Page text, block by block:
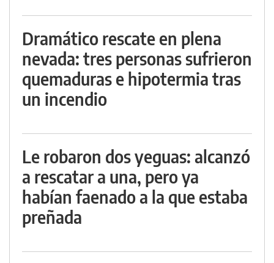
Dramático rescate en plena
nevada: tres personas sufrieron
quemaduras e hipotermia tras
un incendio
Le robaron dos yeguas: alcanzó
a rescatar a una, pero ya
habían faenado a la que estaba
preñada